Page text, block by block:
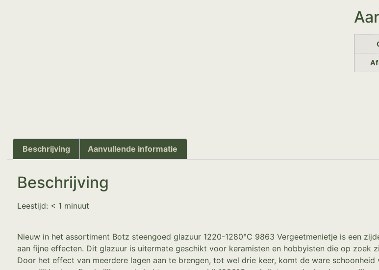
Beschrijving Aanvullende informatie
Beschrijving
Leestijd: < 1 minuut
Nieuw in het assortiment Botz steengoed glazuur 1220-1280°C 9863 Vergeetmenietje is een
aan fijne effecten. Dit glazuur is uitermate geschikt voor keramisten en hobbyisten die op zoek
Door het effect van meerdere lagen aan te brengen, tot wel drie keer, komt de ware